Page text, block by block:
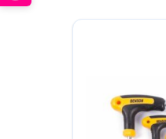
Navigeren door
Druk om carrousel